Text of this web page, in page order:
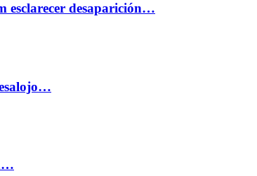
esclarecer desaparición…